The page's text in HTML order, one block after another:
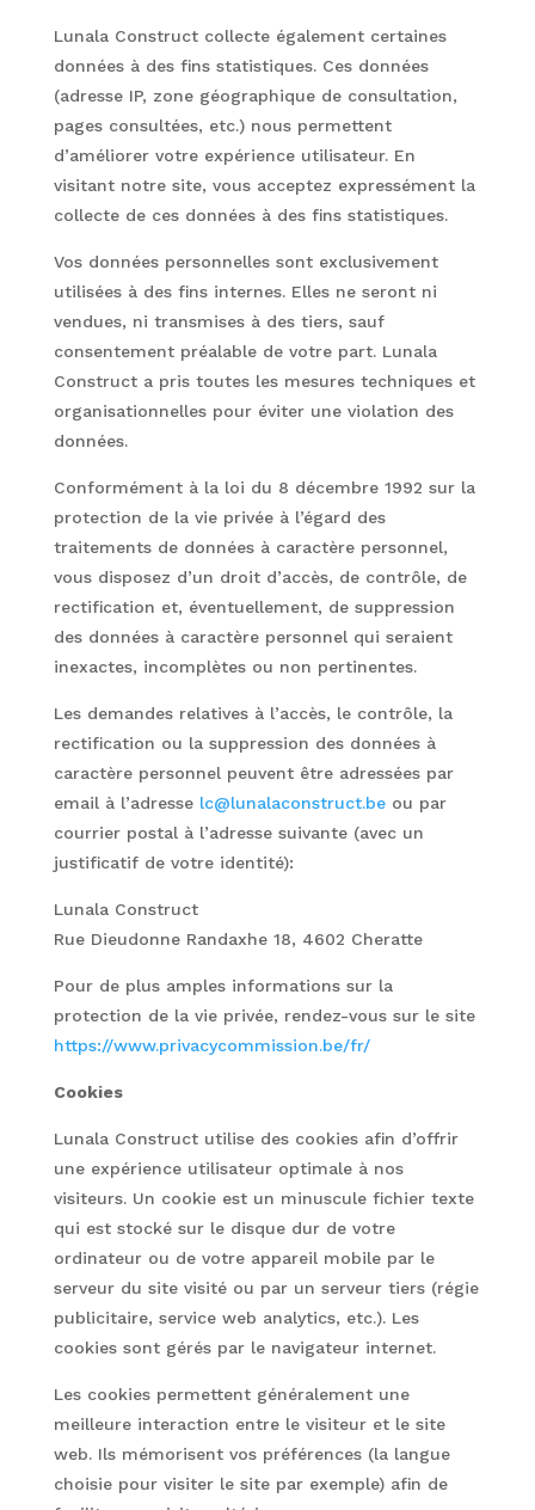
Lunala Construct collecte également certaines
données à des fins statistiques. Ces données
(adresse IP, zone géographique de consultation,
pages consultées, etc.) nous permettent
d’améliorer votre expérience utilisateur. En
visitant notre site, vous acceptez expressément la
collecte de ces données à des fins statistiques.
Vos données personnelles sont exclusivement
utilisées à des fins internes. Elles ne seront ni
vendues, ni transmises à des tiers, sauf
consentement préalable de votre part. Lunala
Construct a pris toutes les mesures techniques et
organisationnelles pour éviter une violation des
données.
Conformément à la loi du 8 décembre 1992 sur la
protection de la vie privée à l’égard des
traitements de données à caractère personnel,
vous disposez d’un droit d’accès, de contrôle, de
rectification et, éventuellement, de suppression
des données à caractère personnel qui seraient
inexactes, incomplètes ou non pertinentes.
Les demandes relatives à l’accès, le contrôle, la
rectification ou la suppression des données à
caractère personnel peuvent être adressées par
email à l’adresse lc@lunalaconstruct.beou par
courrier postal à l’adresse suivante (avec un
justificatif de votre identité):
Lunala Construct
Rue Dieudonne Randaxhe 18, 4602 Cheratte
Pour de plus amples informations sur la
protection de la vie privée, rendez-vous sur le site
https://www.privacycommission.be/fr/
Cookies
Lunala Construct utilise des cookies afin d’offrir
une expérience utilisateur optimale à nos
visiteurs. Un cookie est un minuscule fichier texte
qui est stocké sur le disque dur de votre
ordinateur ou de votre appareil mobile par le
serveur du site visité ou par un serveur tiers (régie
publicitaire, service web analytics, etc.). Les
cookies sont gérés par le navigateur internet.
Les cookies permettent généralement une
meilleure interaction entre le visiteur et le site
web. Ils mémorisent vos préférences (la langue
choisie pour visiter le site par exemple) afin de